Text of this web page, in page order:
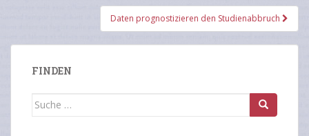
Daten prognostizieren den Studienabbruch
FINDEN
Suche